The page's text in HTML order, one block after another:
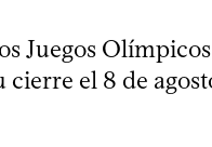
Juegos
cierre el 8 de